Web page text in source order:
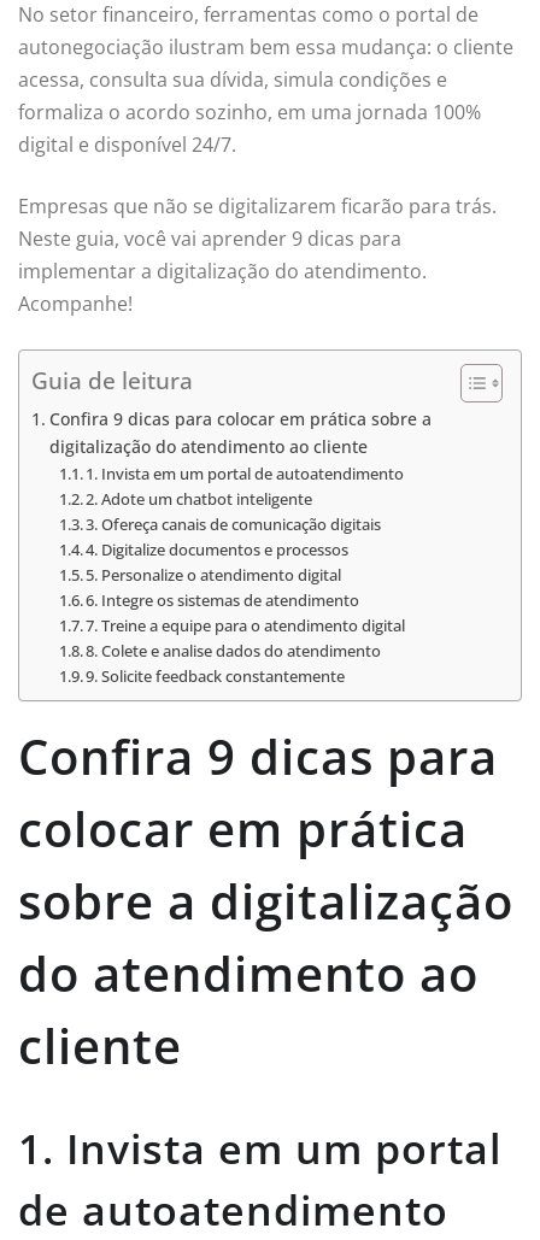
No setor financeiro, ferramentas como o portal de
autonegociação ilustram bem essa mudança: o cliente
acessa, consulta sua dívida, simula condições e
formaliza o acordo sozinho, em uma jornada 100%
digital e disponível 24/7.
Empresas que não se digitalizarem ficarão para trás.
Neste guia, você vai aprender 9 dicas para
implementar a digitalização do atendimento.
Acompanhe!
Guia de leitura
Confira 9 dicas para colocar em prática sobre a
digitalização do atendimento ao cliente
1. Invista em um portal de autoatendimento
2. Adote um chatbot inteligente
3. Ofereça canais de comunicação digitais
4. Digitalize documentos e processos
5. Personalize o atendimento digital
6. Integre os sistemas de atendimento
7. Treine a equipe para o atendimento digital
8. Colete e analise dados do atendimento
9. Solicite feedback constantemente
Confira 9 dicas para
colocar em prática
sobre a digitalização
do atendimento ao
cliente
1. Invista em um portal
de autoatendimento